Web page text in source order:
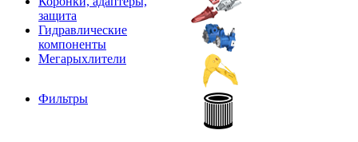
защита
Гидравлические
компоненты
Мегарыхлители
Фильтры